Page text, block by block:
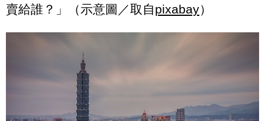
賣給誰？」（示意圖／取自pixabay）